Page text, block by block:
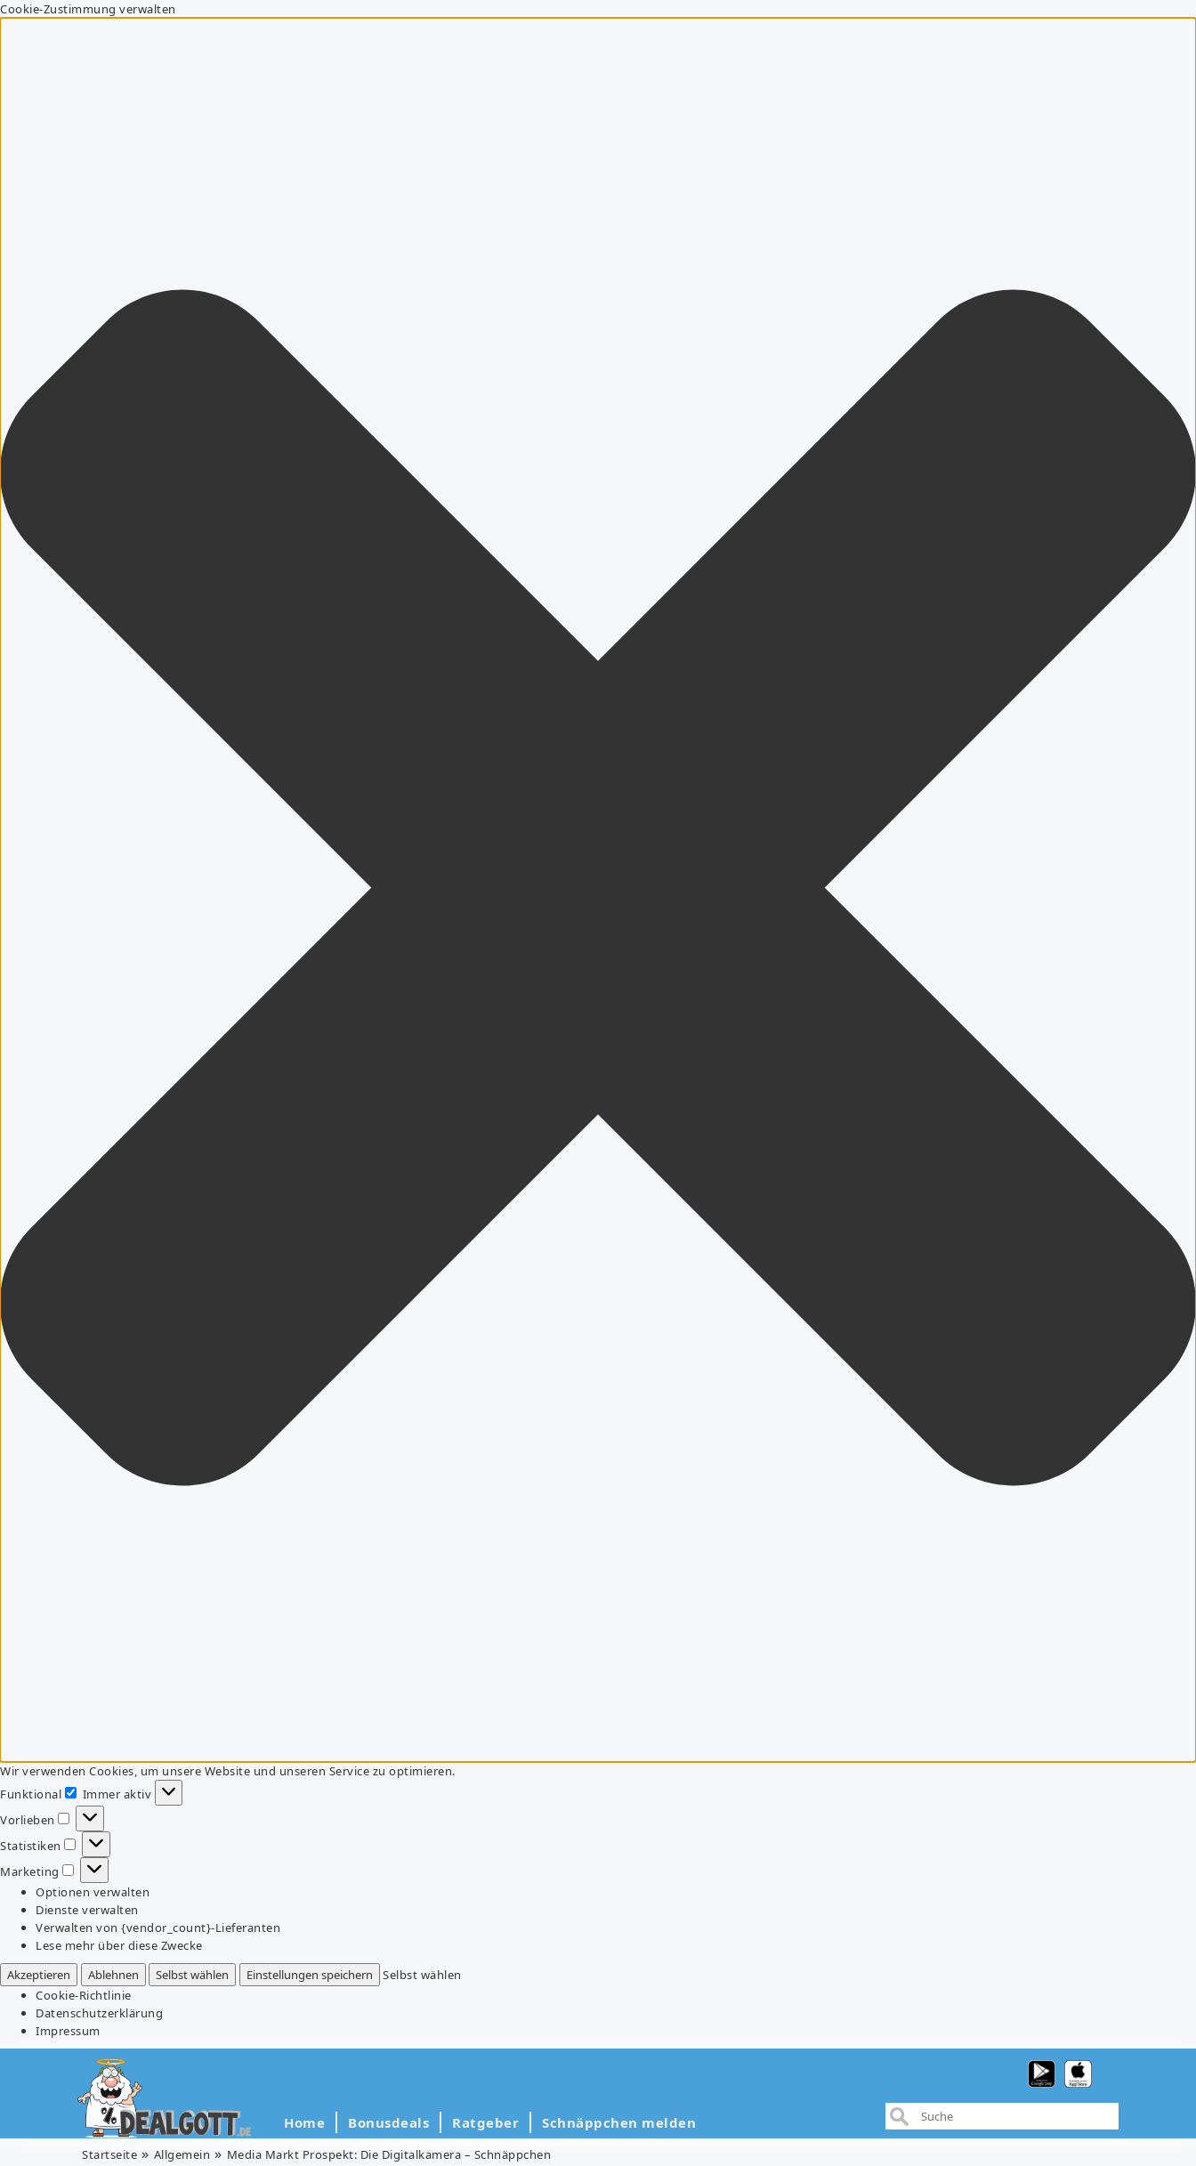
Cookie-Zustimmung verwalten
Wir verwenden Cookies, um unsere Website und unseren Service zu optimieren.
Funktional
Funktional
Immer aktiv
Vorlieben
Vorlieben
Statistiken
Statistiken
Marketing
Marketing
Optionen verwalten
Dienste verwalten
Verwalten von {vendor_count}-Lieferanten
Lese mehr über diese Zwecke
Akzeptieren
Ablehnen Selbst wählen Einstellungen speichern
Selbst wählen
Cookie-Richtlinie
Datenschutzerklärung
Impressum
Home Bonusdeals Ratgeber Schnäppchen melden
Startseite Allgemein Media Markt Prospekt: Die Digitalkamera – Schnäppchen